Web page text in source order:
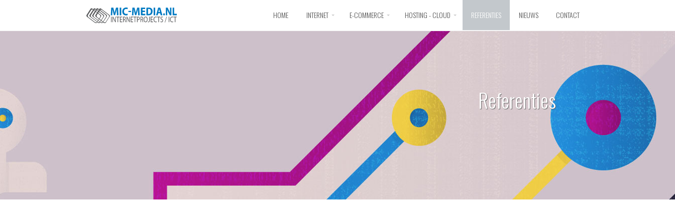
HOME INTERNET E-COMMERCE HOSTING - CLOUD REFERENTIES NIEUWS CONTACT
Referenties